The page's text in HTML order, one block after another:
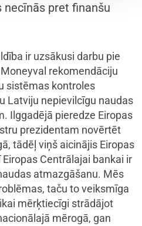
necīnās pret finanšu
ir uzsākusi darbu pie
rekomendāciju
sistēmas kontroles
Latviju nepievilcīgu naudas
Ilggadējā pieredze Eiropas
prezidentam novērtēt
tādēļ viņš aicinājis Eiropas
Centrālajai bankai ir
atmazgāšanu. Mēs
taču to veiksmīga
mērķtiecīgi strādājot
mērogā, gan